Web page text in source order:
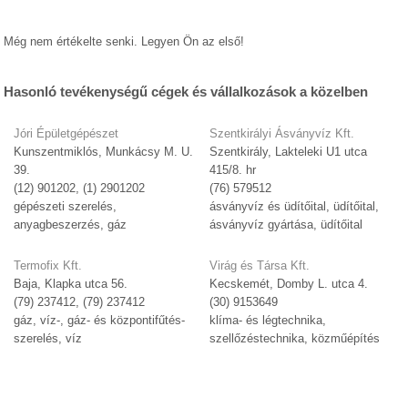
Még nem értékelte senki. Legyen Ön az első!
Hasonló tevékenységű cégek és vállalkozások a közelben
Jóri Épületgépészet
Kunszentmiklós, Munkácsy M. U.
39.
(12) 901202, (1) 2901202
gépészeti szerelés,
anyagbeszerzés, gáz
Termofix Kft.
Baja, Klapka utca 56.
(79) 237412, (79) 237412
gáz, víz-, gáz- és központifűtés-
szerelés, víz
Szentkirályi Ásványvíz Kft.
Szentkirály, Lakteleki U1 utca
415/8. hr
(76) 579512
ásványvíz és üdítőital, üdítőital,
ásványvíz gyártása, üdítőital
Virág és Társa Kft.
Kecskemét, Domby L. utca 4.
(30) 9153649
klíma- és légtechnika,
szellőzéstechnika, közműépítés